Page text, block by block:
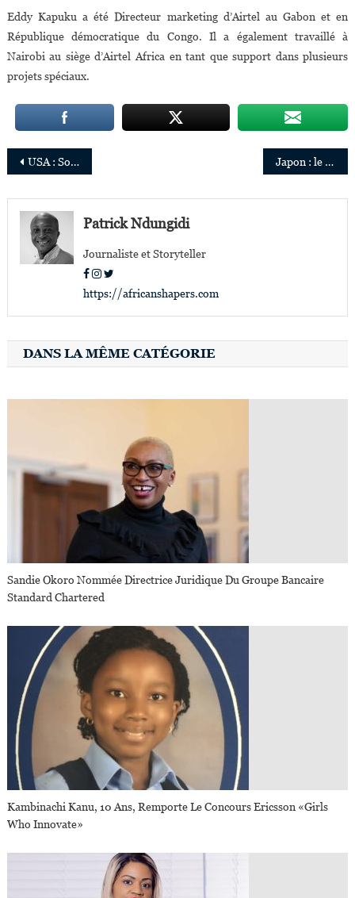
Eddy Kapuku a été Directeur marketing d’Airtel au Gabon et en
République démocratique du Congo. Il a également travaillé à
Nairobi au siège d’Airtel Africa en tant que support dans plusieurs
projets spéciaux.
Navigation
de
l’article
USA : Souleymane Bachir Diagne,nouveau membre de l’Académie américaine des Arts et des Sciences Japon : le Dr Jean-Jacques Muyembe-Tamfum, lauréat du prix « Hideyo Noguchi »
Patrick Ndungidi
Journaliste et Storyteller
https://africanshapers.com
DANS LA MÊME CATÉGORIE
Sandie Okoro Nommée Directrice Juridique Du Groupe Bancaire
Standard Chartered
Kambinachi Kanu, 10 Ans, Remporte Le Concours Ericsson «Girls
Who Innovate»